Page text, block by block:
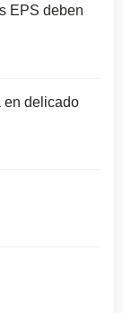
EPS deben
en delicado